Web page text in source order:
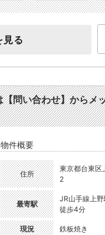
見る
問い合わせ】から
物件概要
住所
東京都台東区
2
最寄駅
JR山手線上野
徒歩4分
現況 鉄板焼き